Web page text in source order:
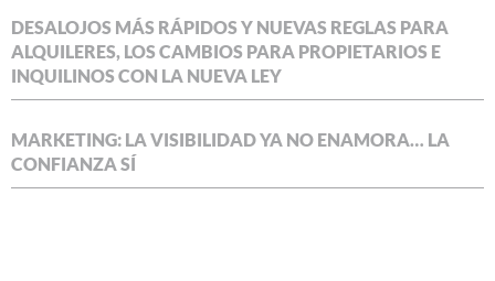
DESALOJOS MÁS RÁPIDOS Y NUEVAS REGLAS PARA
ALQUILERES, LOS CAMBIOS PARA PROPIETARIOS E
INQUILINOS CON LA NUEVA LEY
MARKETING: LA VISIBILIDAD YA NO ENAMORA… LA
CONFIANZA SÍ